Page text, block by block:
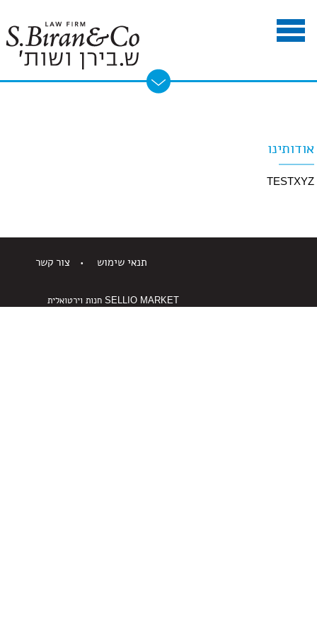
אודותינו
TESTXYZ
תנאי שימוש צור קשר
SELLIO MARKET חנות וירטואלית